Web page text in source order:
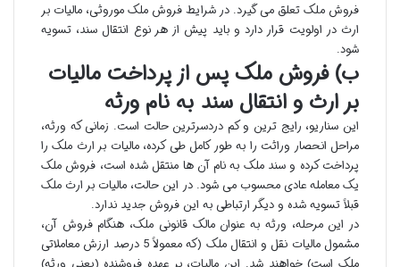
فروش ملک تعلق می گیرد. در شرایط فروش ملک موروثی، مالیات بر
ارث در اولویت قرار دارد و باید پیش از هر نوع انتقال سند، تسویه
شود.
ب) فروش ملک پس از پرداخت مالیات
بر ارث و انتقال سند به نام ورثه
این سناریو، رایج ترین و کم دردسرترین حالت است. زمانی که ورثه،
مراحل انحصار وراثت را به طور کامل طی کرده، مالیات بر ارث ملک را
پرداخت کرده و سند ملک به نام آن ها منتقل شده است، فروش ملک
یک معامله عادی محسوب می شود. در این حالت، مالیات بر ارث ملک
قبلاً تسویه شده و دیگر ارتباطی به این فروش جدید ندارد.
در این مرحله، ورثه به عنوان مالک قانونی ملک، هنگام فروش آن،
مشمول مالیات نقل و انتقال ملک (که معمولاً 5 درصد ارزش معاملاتی